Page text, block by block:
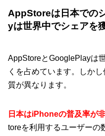
AppStoreは日本での
yは世界中でシェアを
AppStoreとGooglePlayは
くを占めています。しか
質が異なります。
日本はiPhoneの普及率が
toreを利用するユーザーの